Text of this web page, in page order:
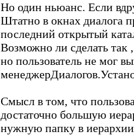
Но один ньюанс. Если
Штатно в окнах диалога
последний открытый
Возможно ли сделать так
но пользователь не мог
Смысл в том, что
достаточно большую
нужную папку в